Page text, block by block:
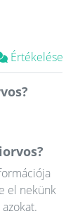
Értékelések
el nekünk